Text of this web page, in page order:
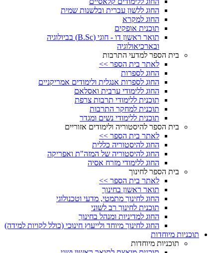
החוג ללשון עברית ובלשנות שמית
החוג למקרא
תוכנית אופקים
תואר ראשון דו - חוגי (B.Sc) בביולוגיה
ובארכיאולוגיה
בית הספר למדעי התרבות
לאתר בית הספר >>
החוג לספרות
החוג לספרות אנגלית ולימודים אמריקניים
החוג ללימודי ערבית ואסלאם
תוכנית ללימודי תרבות צרפת
תוכנית למחקר התרבות
תוכנית ללימודי נשים ומגדר
בית הספר להיסטוריה ולימודים אזוריים
לאתר בית הספר >>
החוג להיסטוריה כללית
החוג להיסטוריה של המזה"ת ואפריקה
החוג ללימודי מזרח אסיה
בית הספר לחינוך
לאתר בית הספר >>
תואר ראשון בחינוך
החוג לחינוך מתמטי, מדעי וטכנולוגי
תוכנית לחינוך רב לשוני
החוג למדיניות ומנהל בחינוך
החוג לחינוך מיוחד ולייעוץ חינוכי (כולל לקויות למידה)
תוכניות מיוחדות
תוכניות מיוחדות